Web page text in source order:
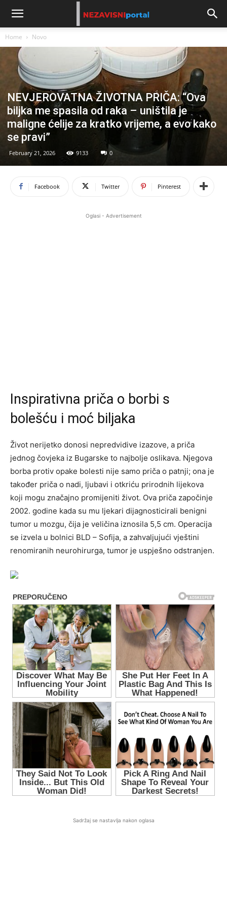
Home Novo
NEVJEROVATNA ŽIVOTNA PRIČA: “Ova
biljka me spasila od raka – uništila je
maligne ćelije za kratko vrijeme, a evo kako
se pravi”
February 21, 2026 9133 0
Facebook Twitter Pinterest
Oglasi - Advertisement
Inspirativna priča o borbi s
bolešću i moć biljaka
Život nerijetko donosi nepredvidive izazove, a priča
jednog čovjeka iz Bugarske to najbolje oslikava. Njegova
borba protiv opake bolesti nije samo priča o patnji; ona je
također priča o nadi, ljubavi i otkriću prirodnih lijekova
koji mogu značajno promijeniti život. Ova priča započinje
2002. godine kada su mu ljekari dijagnosticirali benigni
tumor u mozgu, čija je veličina iznosila 5,5 cm. Operacija
se izvela u bolnici BLD – Sofija, a zahvaljujući vještini
renomiranih neurohirurga, tumor je uspješno odstranjen.
Sadržaj se nastavlja nakon oglasa